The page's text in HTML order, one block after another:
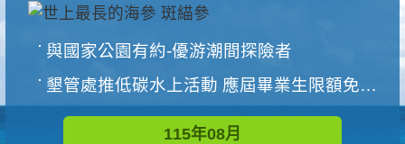
與國家公園有約-優游潮間探險者
墾管處推低碳水上活動 應屆畢業生限額免費參加
115年08月